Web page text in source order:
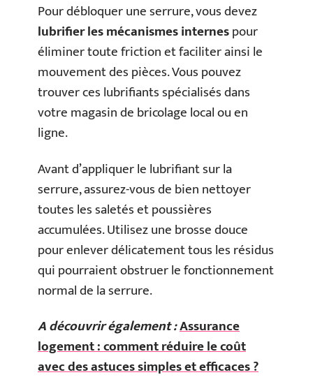
Pour débloquer une serrure, vous devez
lubrifier les mécanismes internespour
éliminer toute friction et faciliter ainsi le
mouvement des pièces. Vous pouvez
trouver ces lubrifiants spécialisés dans
votre magasin de bricolage local ou en
ligne.
Avant d’appliquer le lubrifiant sur la
serrure, assurez-vous de bien nettoyer
toutes les saletés et poussières
accumulées. Utilisez une brosse douce
pour enlever délicatement tous les résidus
qui pourraient obstruer le fonctionnement
normal de la serrure.
A découvrir également :Assurance
logement : comment réduire le coût
avec des astuces simples et efficaces ?